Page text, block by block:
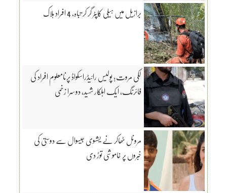
برازیل میں ہیلی کاپٹر گر کر تباہ، 4 افراد ہلاک
لکی مروت؛ پولیس رائیڈراسکواڈ پرنامعلوم افراد کی
فائرنگ، ایک اہلکار شہید، دوسرا زخمی
مرونل ٹھاکر نے یشسوی جیسوال سے دوستی کی
خبروں پر خاموشی توڑ دی